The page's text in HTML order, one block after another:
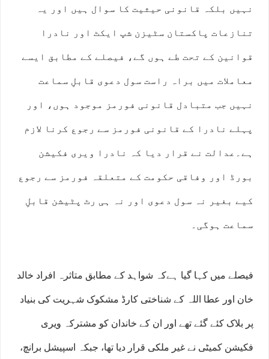
نہیں بلکہ قانونی حیثیت کا سوال ہیں اور یہ
تنازعات پاکستان سٹیزن شپ ایکٹ اور نادرا
قوانین کے تحت طے ہوں گے، فیصلے کے مطابق ایسے
معاملات میں براہ راست سول دعوی قابلِ سماعت
نہیں جب متبادل قانونی فورمز موجود ہوں، اور
پہلے نادرا کے قانونی فورمز سے رجوع کرنا لازم
ہے۔عدالت نے قرار دیا کہ نادرا ویری فکیشن
بورڈ اور وفاقی حکومت کے متعلقہ فورمز سے رجوع
کیے بغیر نہ سول دعوی اور نہ ہی رٹ پٹیشن قابلِ
سماعت ہوگی۔
فیصلے میں کہا گیا ہےکہ شواہد کے مطابق متاثرہ افراد خالد
خان اور عطا اللہ کے شناختی کارڈ مشکوک شہریت کی بنیاد
پر بلاک کئے گئے تھے اور ان کے خاندان کو مشترکہ ویری
فکیشن کمیٹی نے غیر ملکی قرار دیا تھا، جبکہ اسپیشل برانچ،